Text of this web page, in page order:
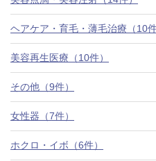
アクセス
西梅田から徒歩2分
ヘアケア・育毛・薄毛治療（10件
美容再生医療（10件）
その他（9件）
女性器（7件）
ホクロ・イボ（6件）